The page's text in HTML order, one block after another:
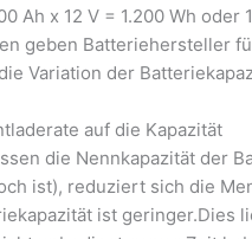
Ah x 12 V = 1.200 Wh
geben Batteriehersteller
Variation der
auf die Kapazität
die Nennkapazität der
ist), reduziert sich die
ist geringer.Dies